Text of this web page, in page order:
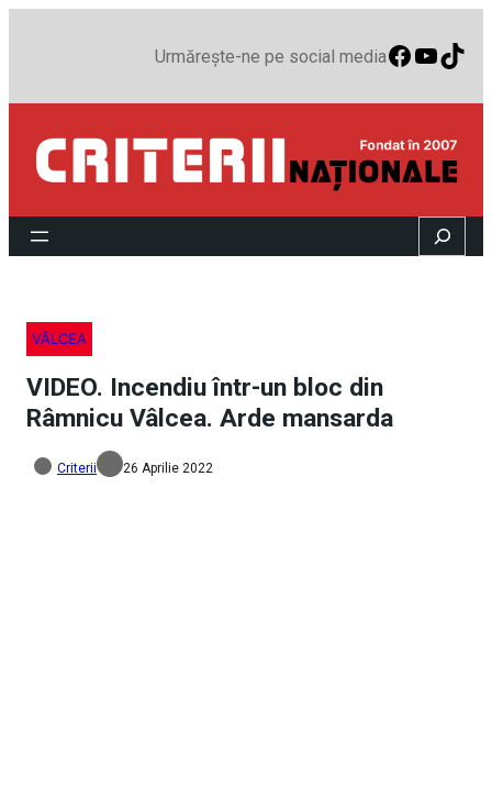
Urmărește-ne pe social media
Search
VÂLCEA
VIDEO. Incendiu într-un bloc din
Râmnicu Vâlcea. Arde mansarda
Criterii 26 Aprilie 2022